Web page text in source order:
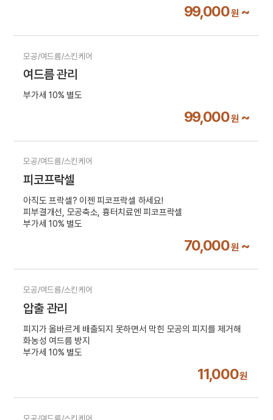
99,000원 ~
모공/여드름/스킨케어
여드름 관리
부가세 10% 별도
99,000원 ~
모공/여드름/스킨케어
피코프락셀
아직도 프락셀? 이젠 피코프락셀 하세요!
피부결개선, 모공축소, 흉터치료엔 피코프락셀
부가세 10% 별도
70,000원 ~
모공/여드름/스킨케어
압출 관리
피지가 올바르게 배출되지 못하면서 막힌 모공의 피지를 제거해
화농성 여드름 방지
부가세 10% 별도
11,000원